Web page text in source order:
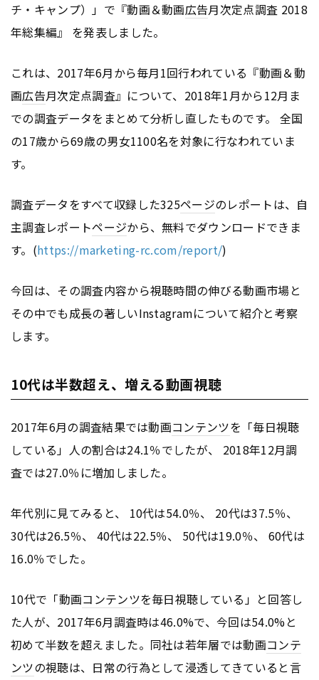
チ・キャンプ）」で『動画＆動画広告月次定点調査 2018
年総集編』 を発表しました。
これは、2017年6月から毎月1回行われている『動画＆動
画広告月次定点調査』について、2018年1月から12月ま
での調査データをまとめて分析し直したものです。 全国
の17歳から69歳の男女1100名を対象に行なわれていま
す。
調査データをすべて収録した325ページのレポートは、自
主調査レポートページから、無料でダウンロードできま
す。(https://marketing-rc.com/report/)
今回は、その調査内容から視聴時間の伸びる動画市場と
その中でも成長の著しいInstagramについて紹介と考察
します。
10代は半数超え、増える動画視聴
2017年6月の調査結果では動画コンテンツを「毎日視聴
している」人の割合は24.1％でしたが、 2018年12月調
査では27.0％に増加しました。
年代別に見てみると、 10代は54.0％、 20代は37.5％、
30代は26.5％、 40代は22.5％、 50代は19.0％、 60代は
16.0％でした。
10代で「動画コンテンツを毎日視聴している」と回答し
た人が、2017年6月調査時は46.0%で、今回は54.0%と
初めて半数を超えました。同社は若年層では動画コンテ
ンツの視聴は、日常の行為として浸透してきていると言